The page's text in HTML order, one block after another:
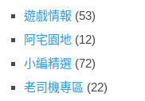
遊戲情報 (53)
阿宅園地 (12)
小編精選 (72)
老司機專區 (22)